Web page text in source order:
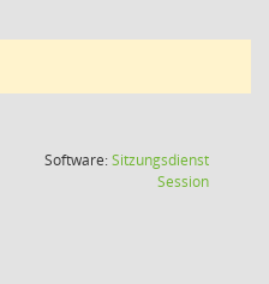
Software:Sitzungsdienst
Session(Wird in